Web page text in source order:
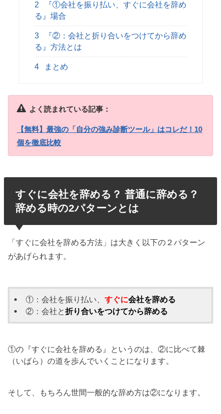
2
『①会社を振り払い、すぐに会社を辞め
る』場合
3
『②：会社と折り合いをつけてから辞め
る』方法とは
4 まとめ
よく読まれている記事：
【無料】最強の「自分の強み診断ツール」はコレだ！10
個を徹底比較
すぐに会社を辞める？ 普通に辞める？
辞める時の2パターンとは
「すぐに会社を辞める方法」は大きく以下の２パターン
があげられます。
①：会社を振り払い、 すぐに会社を辞める
②：会社と折り合いをつけてから辞める
①の『すぐに会社を辞める』というのは、②に比べて棘
（いばら）の道を歩んでいくことになります。
そして、もちろん世間一般的な辞め方は②になります。